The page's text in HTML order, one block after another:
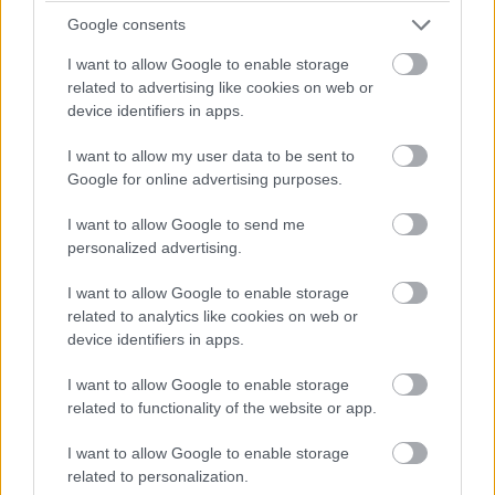
Google consents
I want to allow Google to enable storage
related to advertising like cookies on web or
device identifiers in apps.
I want to allow my user data to be sent to
Google for online advertising purposes.
I want to allow Google to send me
personalized advertising.
I want to allow Google to enable storage
related to analytics like cookies on web or
device identifiers in apps.
I want to allow Google to enable storage
related to functionality of the website or app.
I want to allow Google to enable storage
related to personalization.
Csevegőprogramok
A csevegőprogramok területén szintén nem lesz gondja
senkinek, aki az almás cég rendszerén képzeli el a
munkáját a jövőben. A Skype, az MSN Messenger, a
rendszeren. Az MSN Messenger egyrészt az Office for
OS X-ben is megtalálható, de természetesen a Microsoft
oldaláról is letölthető. A Skype for OS X szintén
letölthető a gyártó oldaláról, sőt itt még olyan funkciót is